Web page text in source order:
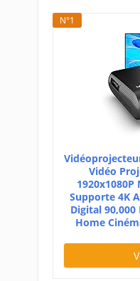
N°1
Vidéo
Supporte 4K
Digital 90,000
Home